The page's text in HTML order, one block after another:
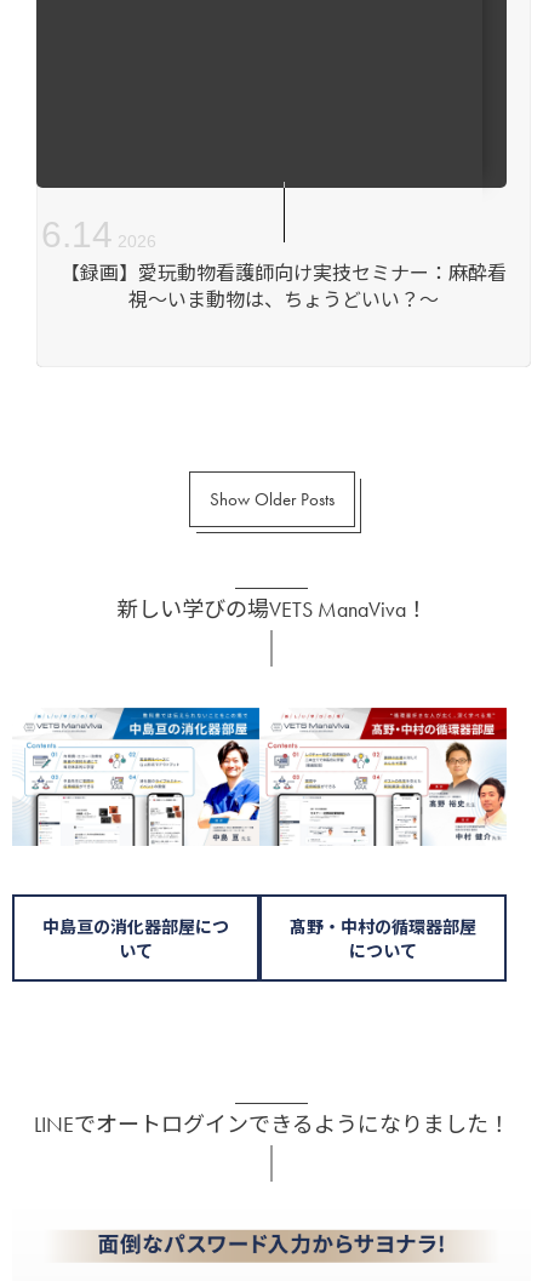
【録画】愛玩動物看護師向け実技セミナー：麻酔看
視～いま動物は、ちょうどいい？～
6.14 2026
Show Older Posts
新しい学びの場VETS ManaViva！
中島亘の消化器部屋につ
いて
髙野・中村の循環器部屋
について
LINEでオートログインできるようになりました！